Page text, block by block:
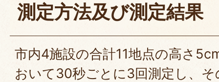
測定方法及び測定結果
市内4施設の合計11地点の高さ
おいて30秒ごとに3回測定し、